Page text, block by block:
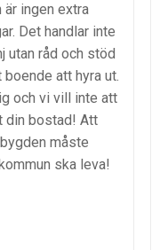
ingen extra
Det handlar inte
utan råd och stöd
att hyra ut.
och vi vill inte att
din bostad! Att
måste
ska leva!